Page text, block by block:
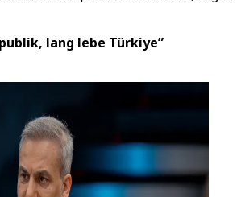
lang lebe Türkiye”